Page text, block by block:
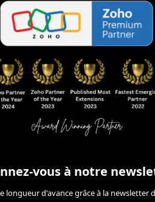
vous à notre
longueur d'avance grâce à la newsletter